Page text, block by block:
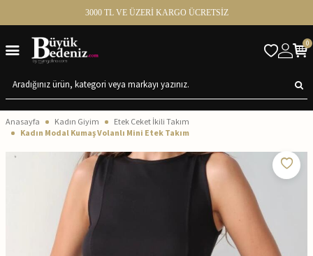
3000 TL VE ÜZERİ KARGO ÜCRETSİZ
0
Anasayfa Kadın Giyim
Etek Ceket İkili Takım
Kadın Modal Kumaş Volanlı Mini Etek Takım